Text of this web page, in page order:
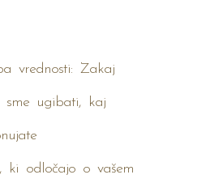
vrednosti: Zakaj
sme ugibati, kaj
ki odločajo o vašem